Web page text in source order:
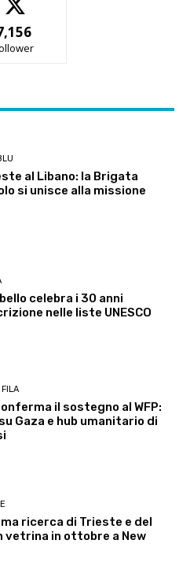
al Libano: la Brigata
si unisce alla missione
celebra i 30 anni
nelle liste UNESCO
il sostegno al WFP:
Gaza e hub umanitario di
ricerca di Trieste e del
vetrina in ottobre a New